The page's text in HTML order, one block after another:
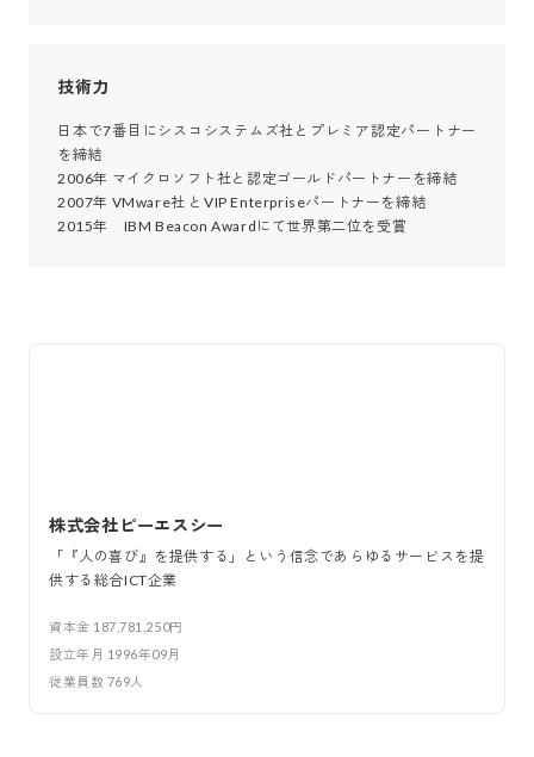
技術力
日本で7番目にシスコシステムズ社とプレミア認定パートナー
を締結
2006年 マイクロソフト社と認定ゴールドパートナーを締結
2007年 VMware社 とVIP Enterpriseパートナーを締結
株式会社ピーエスシー
「『人の喜び』を提供する」という信念であらゆるサービスを提
供する総合ICT企業
資本金 187,781,250円
設立年月 1996年09月
従業員数 769人